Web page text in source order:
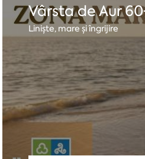
Vârsta de Aur
Liniște, mare și îngrijire